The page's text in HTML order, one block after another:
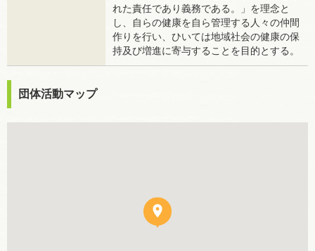
れた責任であり義務である。」を理念と
し、自らの健康を自ら管理する人々の仲間
作りを行い、ひいては地域社会の健康の保
持及び増進に寄与することを目的とする。
団体活動マップ